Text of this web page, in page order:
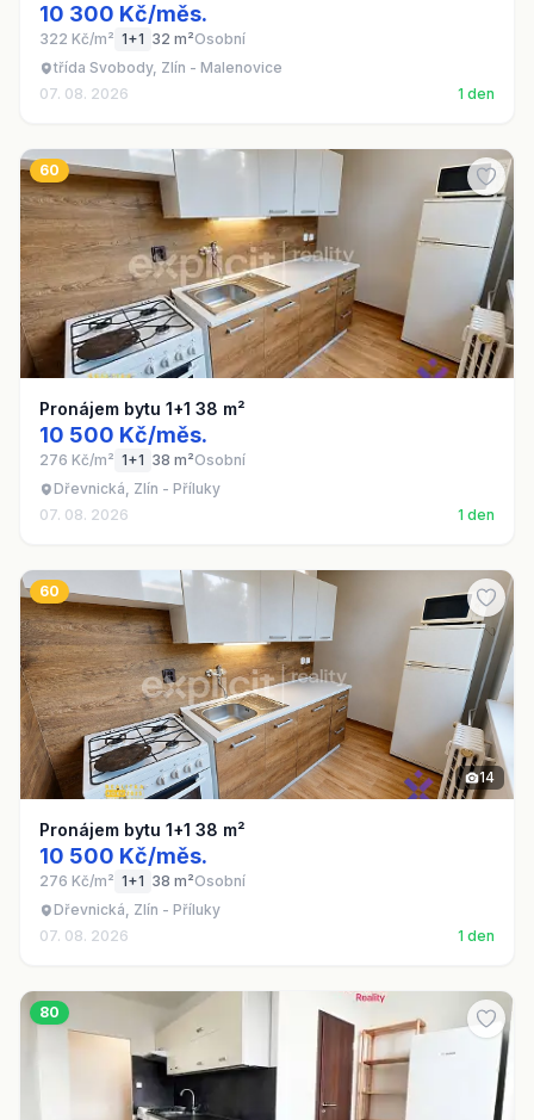
10 300 Kč/měs.
322 Kč/m² 1+1 32 m²Osobní
třída Svobody, Zlín - Malenovice
07. 08. 2026
1 den
60
Pronájem bytu 1+1 38 m²
10 500 Kč/měs.
276 Kč/m² 1+1 38 m²Osobní
Dřevnická, Zlín - Příluky
07. 08. 2026
1 den
60
14
Pronájem bytu 1+1 38 m²
10 500 Kč/měs.
276 Kč/m² 1+1 38 m²Osobní
Dřevnická, Zlín - Příluky
07. 08. 2026
1 den
80